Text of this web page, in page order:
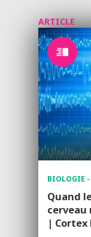
ARTICLE
BIOLOGIE -
Quand
cerveau
| Cortex